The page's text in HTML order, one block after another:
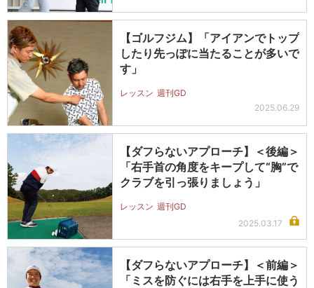
【ゴルフジム】「アイアンでトップ
したり先っぽに当たることが多いで
す」
レッスン 週刊GD
2025.06.29
【ダフらないアプローチ】＜後編＞
「右手首の角度をキープして“胸”で
クラブを引っ張りましょう」
レッスン 週刊GD
2025.03.17
【ダフらないアプローチ】＜前編＞
「ミスを防ぐには右手を上手に使う